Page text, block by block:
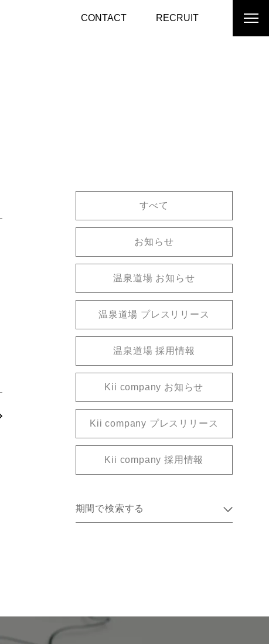
CONTACT RECRUIT
すべて
お知らせ
温泉道場 お知らせ
温泉道場 プレスリリース
温泉道場 採用情報
Kii company お知らせ
Kii company プレスリリース
Kii company 採用情報
期間で検索する